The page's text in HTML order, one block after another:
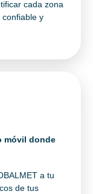
cada zona
y
móvil donde
a tu
de tus